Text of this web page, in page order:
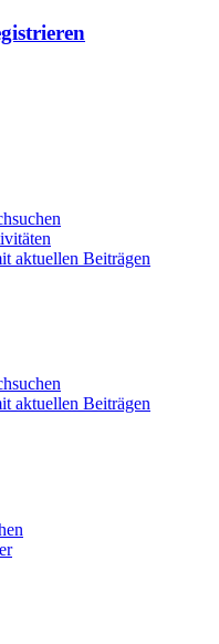
aktuellen Beiträgen
aktuellen Beiträgen